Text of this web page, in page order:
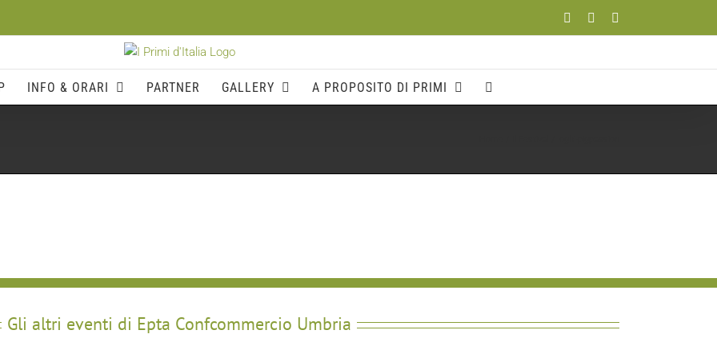
FacebookYouTube
INFO & ORARI PARTNER GALLERY A PROPOSITO DI PRIMI
Gli altri eventi di Epta Confcommercio Umbria